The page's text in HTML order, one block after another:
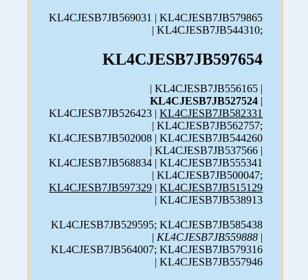
KL4CJESB7JB569031 | KL4CJESB7JB579865
| KL4CJESB7JB544310;
KL4CJESB7JB597654
| KL4CJESB7JB556165 |
KL4CJESB7JB527524 |
KL4CJESB7JB526423 |KL4CJESB7JB582331
| KL4CJESB7JB562757;
KL4CJESB7JB502008 | KL4CJESB7JB544260
| KL4CJESB7JB537566 |
KL4CJESB7JB568834 | KL4CJESB7JB555341
| KL4CJESB7JB500047;
KL4CJESB7JB597329 |KL4CJESB7JB515129
| KL4CJESB7JB538913
KL4CJESB7JB529595; KL4CJESB7JB585438
| KL4CJESB7JB559888 |
KL4CJESB7JB564007; KL4CJESB7JB579316
| KL4CJESB7JB557946